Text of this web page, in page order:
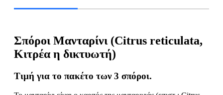
Σπόροι Μανταρίνι (Citrus reticulata,
Κιτρέα η δικτυωτή)
Τιμή για το πακέτο των3 σπόροι.